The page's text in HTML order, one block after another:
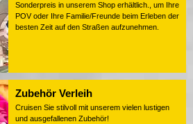
Sonderpreis in unserem Shop erhältlich., um Ihre
POV oder Ihre Familie/Freunde beim Erleben der
besten Zeit auf den Straßen aufzunehmen.
Zubehör Verleih
Cruisen Sie stilvoll mit unserem vielen lustigen
und ausgefallenen Zubehör!